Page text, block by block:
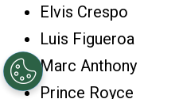
Elvis Crespo
Luis Figueroa
Marc Anthony
Prince Royce